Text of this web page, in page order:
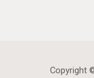
Copyright